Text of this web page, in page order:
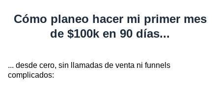
Cómo planeo hacer mi primer mes
de $100k en 90 días...
... desde cero, sin llamadas de venta ni funnels
complicados: